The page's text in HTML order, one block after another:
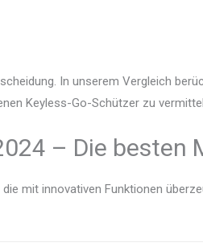
In unserem Vergleich
Keyless-Go-Schützer zu
– Die besten
mit innovativen Funktionen